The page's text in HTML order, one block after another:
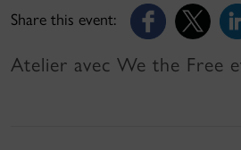
Share this event:
Atelier avec We the Free